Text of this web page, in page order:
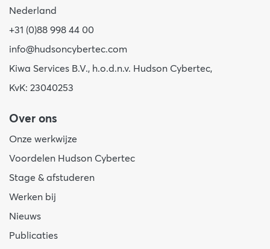
Nederland
+31 (0)88 998 44 00
info@hudsoncybertec.com
Kiwa Services B.V., h.o.d.n.v. Hudson Cybertec,
KvK: 23040253
Over ons
Onze werkwijze
Voordelen Hudson Cybertec
Stage & afstuderen
Werken bij
Nieuws
Publicaties